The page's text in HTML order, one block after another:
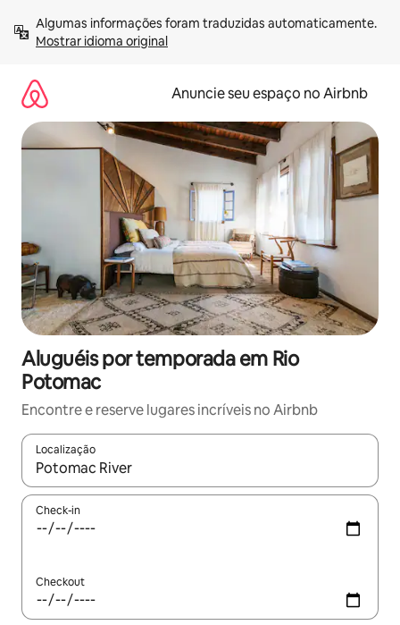
para
Mostrar idioma original
Anuncie seu espaço no Airbnb
Aluguéis por temporada em Rio
Potomac
Encontre e reserve lugares incríveis no Airbnb
Localização
Quando os resultados estiverem disponíveis, explore-os
Check-in
Checkout